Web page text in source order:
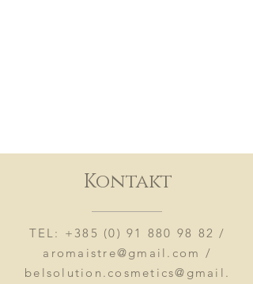
Kontakt
TEL: +385 (0) 91 880 98 82 /
aromaistre@gmail.com /
belsolution.cosmetics@gmail.